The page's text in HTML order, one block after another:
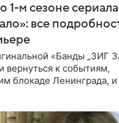
1-м сезоне
все
«Банды „ЗИГ
вернуться к событиям,
блокаде Ленинграда, и